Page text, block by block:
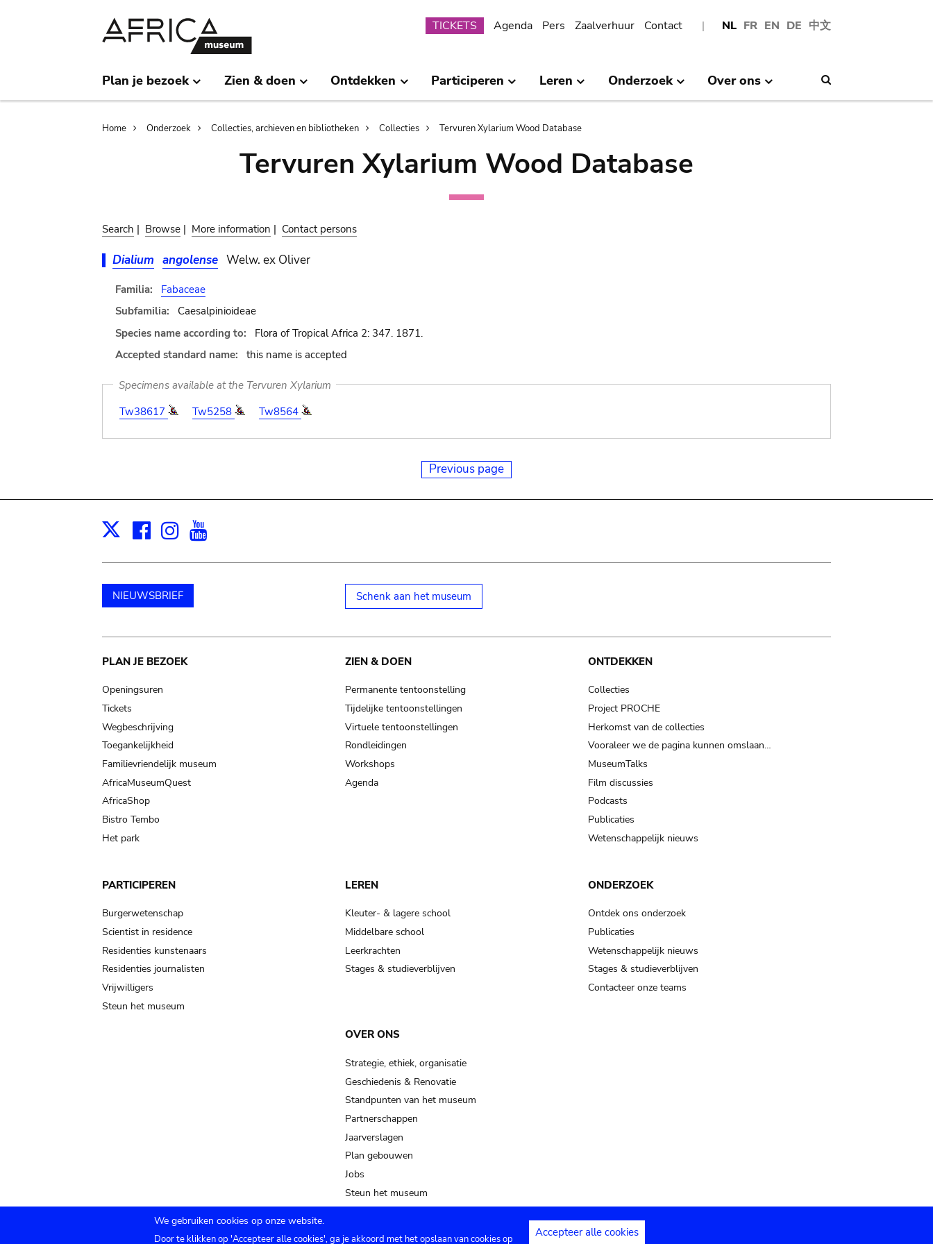
NL FR EN DE 中文
Submenu
TICKETS Agenda Pers Zaalverhuur Contact
Plan je bezoek Zien & doen Ontdekken Participeren Leren Onderzoek Over ons
Breadcrumb
Home Onderzoek Collecties, archieven en bibliotheken Collecties Tervuren Xylarium Wood Database
Tervuren Xylarium Wood Database
Search | Browse | More information | Contact persons
Dialium angolense Welw. ex Oliver
Familia:
Fabaceae
Subfamilia:
Caesalpinioideae
Species name according to:
Flora of Tropical Africa 2: 347. 1871.
Accepted standard name:
this name is accepted
Specimens available at the Tervuren Xylarium
Tw38617
Tw5258 Tw8564
Previous page
X Facebook
Instagram
NIEUWSBRIEF Schenk aan het museum
Main
navigation
PLAN JE BEZOEK
Openingsuren
Tickets
Wegbeschrijving
Toegankelijkheid
Familievriendelijk museum
AfricaMuseumQuest
AfricaShop
Bistro Tembo
Het park
ZIEN & DOEN
Permanente tentoonstelling
Tijdelijke tentoonstellingen
Virtuele tentoonstellingen
Rondleidingen
Workshops
Agenda
ONTDEKKEN
Collecties
Project PROCHE
Herkomst van de collecties
Vooraleer we de pagina kunnen omslaan…
MuseumTalks
Film discussies
Podcasts
Publicaties
Wetenschappelijk nieuws
PARTICIPEREN
Burgerwetenschap
Scientist in residence
Residenties kunstenaars
Residenties journalisten
Vrijwilligers
Steun het museum
LEREN
Kleuter- & lagere school
Middelbare school
Leerkrachten
Stages & studieverblijven
ONDERZOEK
Ontdek ons onderzoek
Publicaties
Wetenschappelijk nieuws
Stages & studieverblijven
Contacteer onze teams
OVER ONS
Strategie, ethiek, organisatie
Geschiedenis & Renovatie
Standpunten van het museum
Partnerschappen
Jaarverslagen
Plan gebouwen
Jobs
Steun het museum
We gebruiken cookies op onze website.
Door te klikken op 'Accepteer alle cookies', ga je akkoord met het opslaan van cookies op Accepteer alle cookies